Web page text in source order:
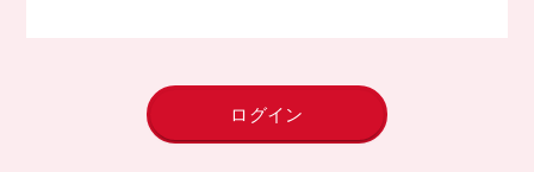
ログイン